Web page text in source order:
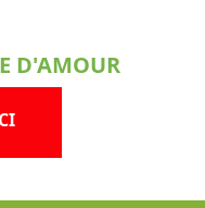
D'AMOUR